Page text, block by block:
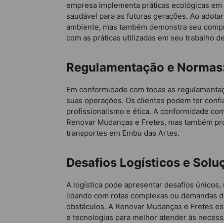
empresa implementa práticas ecológicas
saudável para as futuras gerações. Ao
ambiente, mas também demonstra seu
com as práticas utilizadas em seu trabalho
Regulamentação e
Em conformidade com todas as
suas operações. Os clientes podem ter
profissionalismo e ética. A conformidade
Renovar Mudanças e Fretes, mas também
transportes em Embu das Artes.
Desafios Logísticos e
A logística pode apresentar desafios
lidando com rotas complexas ou demandas
obstáculos. A Renovar Mudanças e Fretes
e tecnologias para melhor atender às